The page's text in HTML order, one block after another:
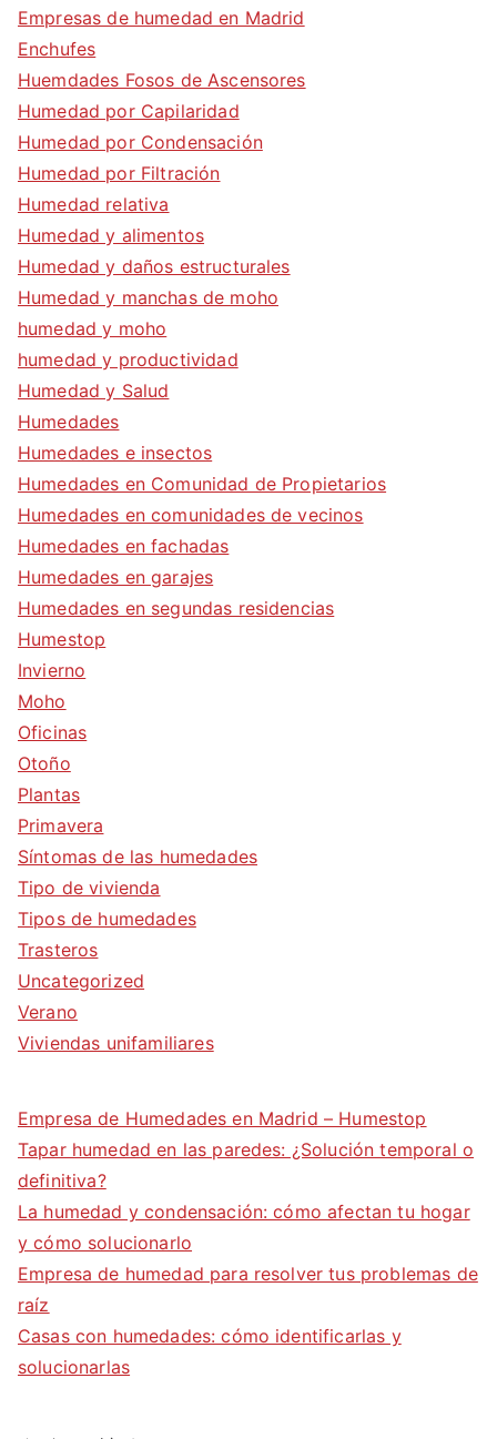
Empresas de humedad en Madrid
Enchufes
Huemdades Fosos de Ascensores
Humedad por Capilaridad
Humedad por Condensación
Humedad por Filtración
Humedad relativa
Humedad y alimentos
Humedad y daños estructurales
Humedad y manchas de moho
humedad y moho
humedad y productividad
Humedad y Salud
Humedades
Humedades e insectos
Humedades en Comunidad de Propietarios
Humedades en comunidades de vecinos
Humedades en fachadas
Humedades en garajes
Humedades en segundas residencias
Humestop
Invierno
Moho
Oficinas
Otoño
Plantas
Primavera
Síntomas de las humedades
Tipo de vivienda
Tipos de humedades
Trasteros
Uncategorized
Verano
Viviendas unifamiliares
Empresa de Humedades en Madrid – Humestop
Tapar humedad en las paredes: ¿Solución temporal o
definitiva?
La humedad y condensación: cómo afectan tu hogar
y cómo solucionarlo
Empresa de humedad para resolver tus problemas de
raíz
Casas con humedades: cómo identificarlas y
solucionarlas